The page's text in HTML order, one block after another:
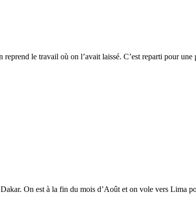
le travail où on l’avait laissé. C’est reparti pour
On est à la fin du mois d’Août et on vole vers Lima